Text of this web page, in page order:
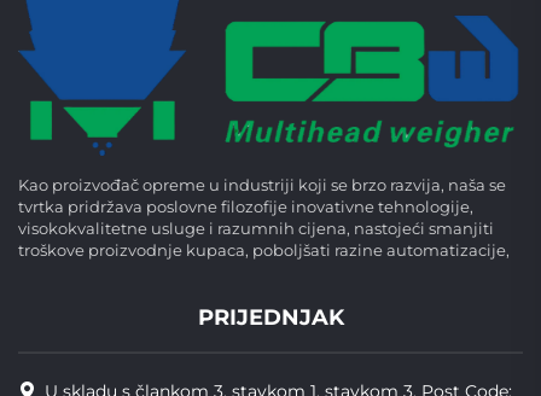
Kao proizvođač opreme u industriji koji se brzo razvija, naša se
tvrtka pridržava poslovne filozofije inovativne tehnologije,
visokokvalitetne usluge i razumnih cijena, nastojeći smanjiti
troškove proizvodnje kupaca, poboljšati razine automatizacije,
PRIJEDNJAK
U skladu s člankom 3. stavkom 1. stavkom 3. Post Code: